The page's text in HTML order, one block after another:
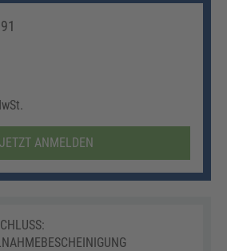
JETZT ANMELDEN